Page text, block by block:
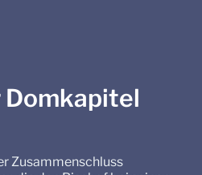
Domkapitel
Zusammenschluss